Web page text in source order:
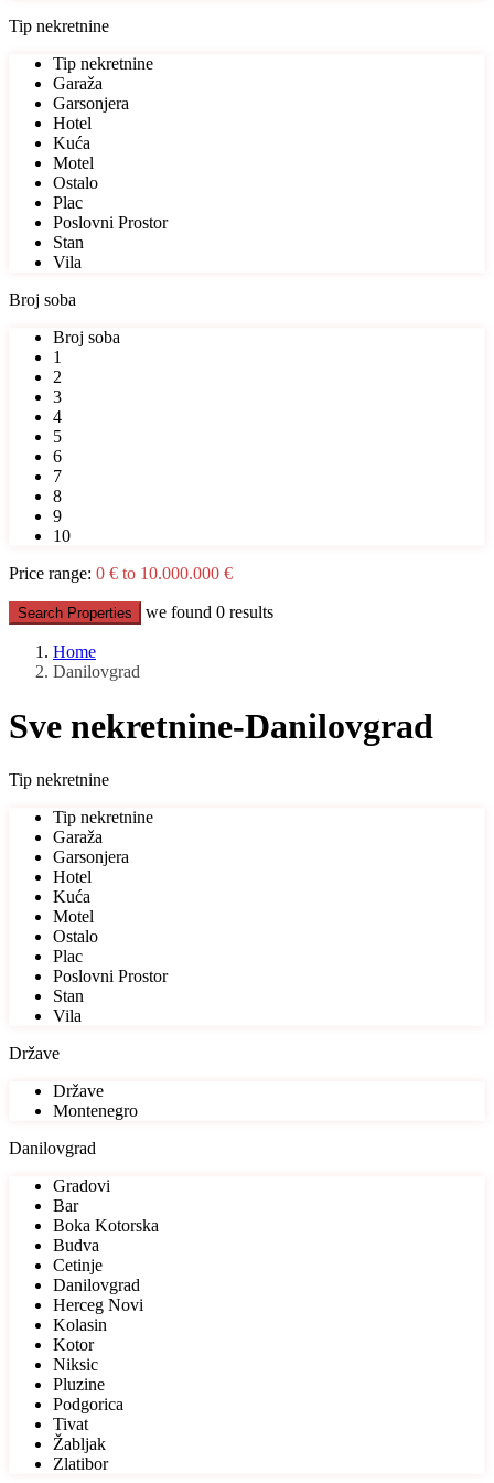
Tip nekretnine
Tip nekretnine
Garaža
Garsonjera
Hotel
Kuća
Motel
Ostalo
Plac
Poslovni Prostor
Stan
Vila
Broj soba
Broj soba
1
2
3
4
5
6
7
8
9
10
Price range: 0 € to 10.000.000 €
Search Properties we found 0 results
Home
Danilovgrad
Sve nekretnine-Danilovgrad
Tip nekretnine
Tip nekretnine
Garaža
Garsonjera
Hotel
Kuća
Motel
Ostalo
Plac
Poslovni Prostor
Stan
Vila
Države
Države
Montenegro
Danilovgrad
Gradovi
Bar
Boka Kotorska
Budva
Cetinje
Danilovgrad
Herceg Novi
Kolasin
Kotor
Niksic
Pluzine
Podgorica
Tivat
Žabljak
Zlatibor